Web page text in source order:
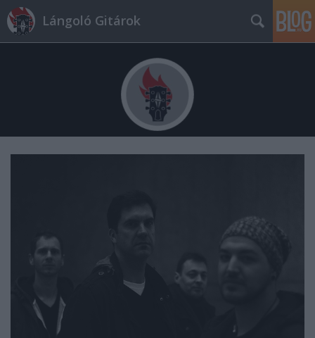
Lángoló Gitárok